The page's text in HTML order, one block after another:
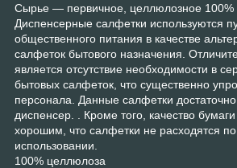
Сырье — первичное, целлюлозное 100%
Диспенсерные салфетки используются
общественного питания в качестве
салфеток бытового назначения.
является отсутствие необходимости в
бытовых салфеток, что существенно
персонала. Данные салфетки
диспенсер. . Кроме того, качество
хорошим, что салфетки не расходятся
использовании.
100% целлюлоза